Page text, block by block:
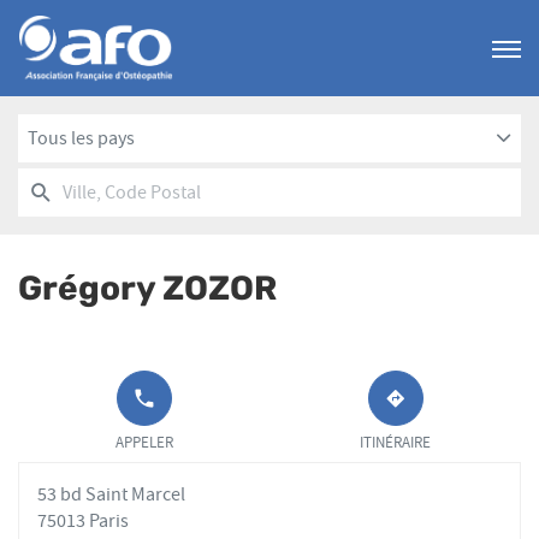
Menu
Tous les pays
Ville,RECHERCHER
UN
AFO
Grégory ZOZOR
APPELER LE
POINT DE
VENTE
ZOZOR AU
APPELER ITINÉRAIRE
JUSQU'AU
POINT
DE
53 bd Saint Marcel
75013 Paris